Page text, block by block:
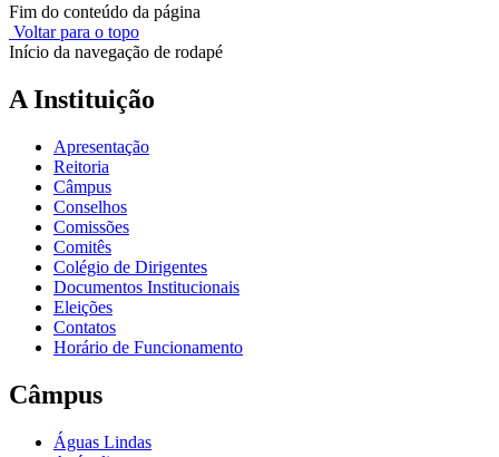
Fim do conteúdo da página
Voltar para o topo
Início da navegação de rodapé
A Instituição
Apresentação
Reitoria
Câmpus
Conselhos
Comissões
Comitês
Colégio de Dirigentes
Documentos Institucionais
Eleições
Contatos
Horário de Funcionamento
Câmpus
Águas Lindas